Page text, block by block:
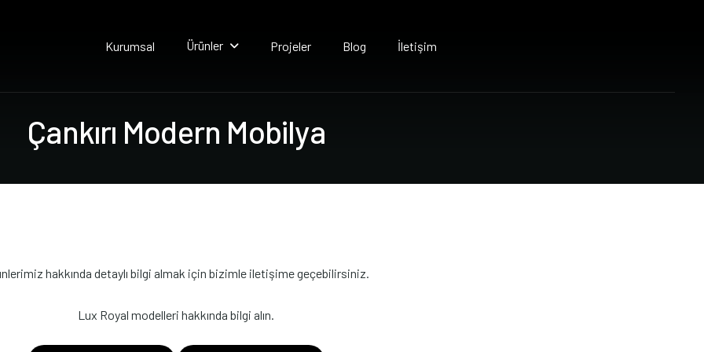
Kurumsal Ürünler Projeler Blog İletişim
Çankırı Modern Mobilya
hakkında detaylı bilgi almak için bizimle iletişime geçebilirsiniz.
Lux Royal modelleri hakkında bilgi alın.